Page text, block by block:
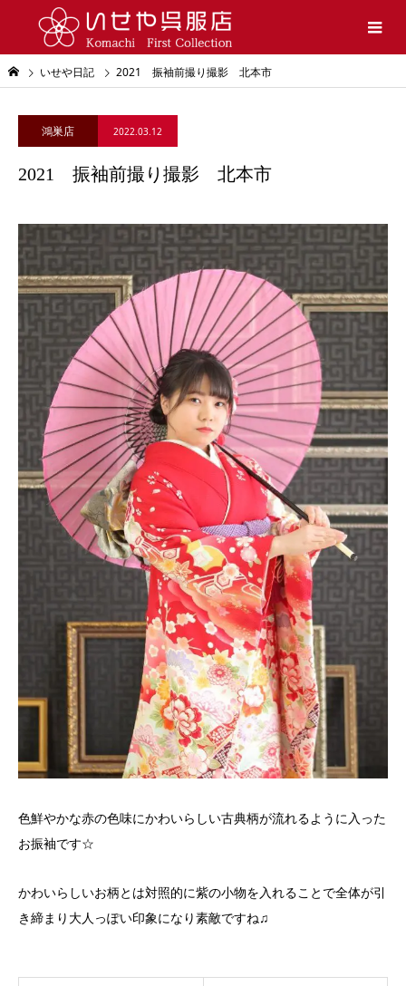
いせや日記 2021 振袖前撮り撮影 北本市
鴻巣店 2022.03.12
2021 振袖前撮り撮影 北本市
色鮮やかな赤の色味にかわいらしい古典柄が流れるように入った
お振袖です☆
かわいらしいお柄とは対照的に紫の小物を入れることで全体が引
き締まり大人っぽい印象になり素敵ですね♫